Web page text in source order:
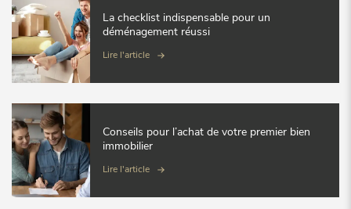
La checklist indispensable pour un
déménagement réussi
Lire l'article
Conseils pour l’achat de votre premier bien
immobilier
Lire l'article